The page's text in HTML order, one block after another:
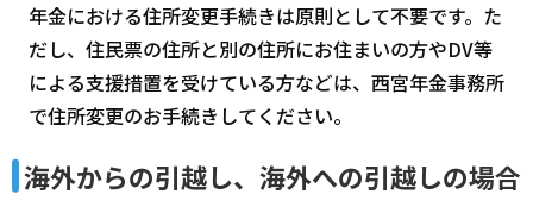
年金における住所変更手続きは原則として不要です。た
だし、住民票の住所と別の住所にお住まいの方やDV等
による支援措置を受けている方などは、西宮年金事務所
で住所変更のお手続きしてください。
海外からの引越し、海外への引越しの場合